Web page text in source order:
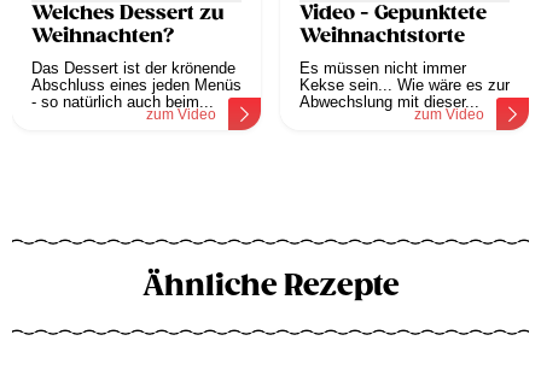
Welches Dessert zu
Weihnachten?
Das Dessert ist der krönende
Abschluss eines jeden Menüs
- so natürlich auch beim...
zum Video
Video - Gepunktete
Weihnachtstorte
Es müssen nicht immer
Kekse sein... Wie wäre es zur
Abwechslung mit dieser...
zum Video
Ähnliche Rezepte